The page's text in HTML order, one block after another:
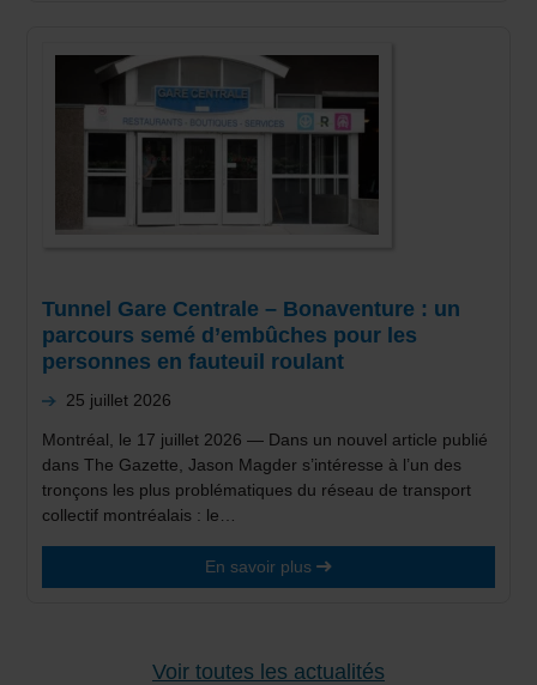
Tunnel Gare Centrale – Bonaventure : un
parcours semé d’embûches pour les
personnes en fauteuil roulant
25 juillet 2026
Montréal, le 17 juillet 2026 — Dans un nouvel article publié
dans The Gazette, Jason Magder s’intéresse à l’un des
tronçons les plus problématiques du réseau de transport
collectif montréalais : le…
En savoir plus
Voir toutes les actualités